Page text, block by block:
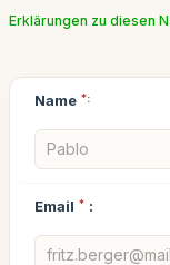
Erklärungen zu diesen
Name *:
Email * :